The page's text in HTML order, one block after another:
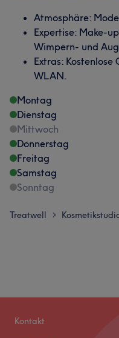
Atmosphäre:
Expertise: Make-
Wimpern- und
Extras: Kostenlose
WLAN.
Montag
Dienstag
Mittwoch
Donnerstag
Freitag
Samstag
Sonntag
Treatwell >
Kontakt